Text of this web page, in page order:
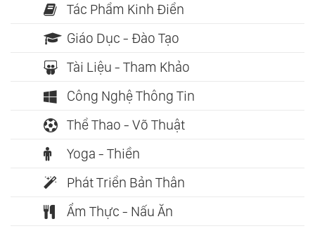
Tác Phẩm Kinh Điển
Giáo Dục - Đào Tạo
Tài Liệu - Tham Khảo
Công Nghệ Thông Tin
Thể Thao - Võ Thuật
Yoga - Thiền
Phát Triển Bản Thân
Ẩm Thực - Nấu Ăn